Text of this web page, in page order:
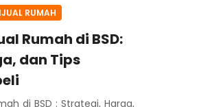
RUMAH
Rumah di BSD:
dan Tips
di BSD : Strategi, Harga,